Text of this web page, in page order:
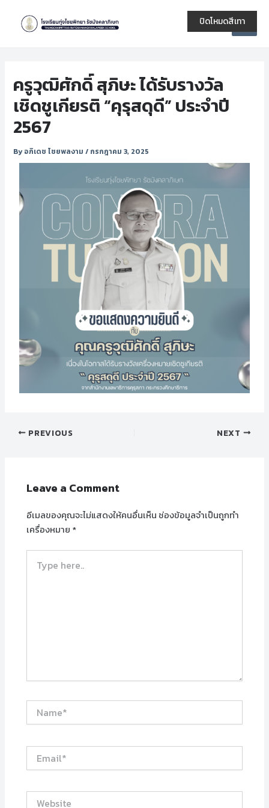
content
Main
Menu
ครูวุฒิศักดิ์ สุภิษะ ได้รับรางวัล
เชิดชูเกียรติ “คุรุสดุดี” ประจำปี
2567
Byอภิเดช ไชยพลงาม/ กรกฎาคม 3, 2025
navigation
PREVIOUS NEXT
Leave a Comment
อีเมลของคุณจะไม่แสดงให้คนอื่นเห็น ช่องข้อมูลจำเป็นถูกทำ
เครื่องหมาย *
here..
Email*
ปิดโหมดสีเทา